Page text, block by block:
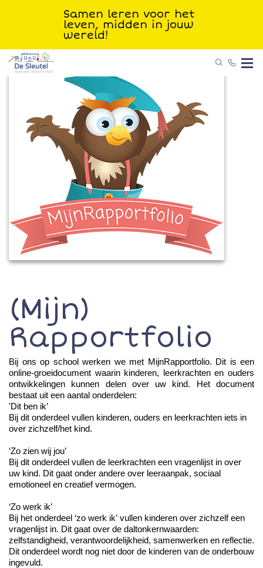
Samen leren voor het
leven, midden in jouw
wereld!
(Mijn)
Rapportfolio
Bij ons op school werken we met MijnRapportfolio. Dit is een
online-groeidocument waarin kinderen, leerkrachten en ouders
ontwikkelingen kunnen delen over uw kind. Het document
bestaat uit een aantal onderdelen:
'Dit ben ik’
Bij dit onderdeel vullen kinderen, ouders en leerkrachten iets in
over zichzelf/het kind.
‘Zo zien wij jou’
Bij dit onderdeel vullen de leerkrachten een vragenlijst in over
uw kind. Dit gaat onder andere over leeraanpak, sociaal
emotioneel en creatief vermogen.
‘Zo werk ik’
Bij het onderdeel ‘zo werk ik’ vullen kinderen over zichzelf een
vragenlijst in. Dit gaat over de daltonkernwaarden:
zelfstandigheid, verantwoordelijkheid, samenwerken en reflectie.
Dit onderdeel wordt nog niet door de kinderen van de onderbouw
ingevuld.